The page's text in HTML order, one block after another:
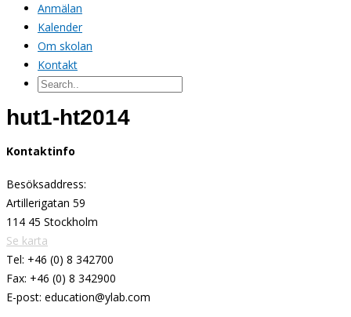
Anmälan
Kalender
Om skolan
Kontakt
hut1-ht2014
Kontaktinfo
Besöksaddress:
Artillerigatan 59
114 45 Stockholm
Se karta
Tel: +46 (0) 8 342700
Fax: +46 (0) 8 342900
E-post: education@ylab.com